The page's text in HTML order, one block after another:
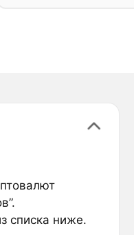
списка ниже.